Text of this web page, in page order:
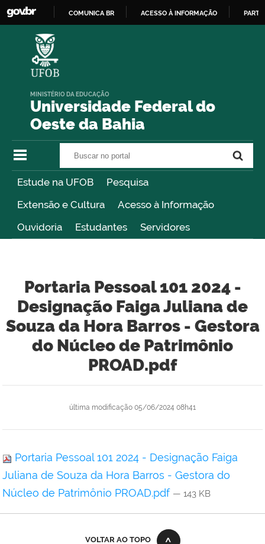
COMUNICA BR ACESSO À INFORMAÇÃO
Universidade Federal do
Oeste da Bahia
MINISTÉRIO DA EDUCAÇÃO
Estude na UFOB
Pesquisa
Extensão e Cultura
Acesso à Informação
Ouvidoria
Estudantes Servidores
Portaria Pessoal 101 2024 -
Designação Faiga Juliana de
Souza da Hora Barros - Gestora
do Núcleo de Patrimônio
PROAD.pdf
última modificação 05/06/2024 08h41
Portaria Pessoal 101 2024 - Designação Faiga
Juliana de Souza da Hora Barros - Gestora do
Núcleo de Patrimônio PROAD.pdf — 143 KB
VOLTAR AO TOPO